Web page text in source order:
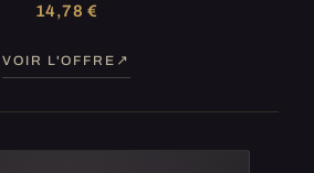
14,78 €
VOIR L'OFFRE